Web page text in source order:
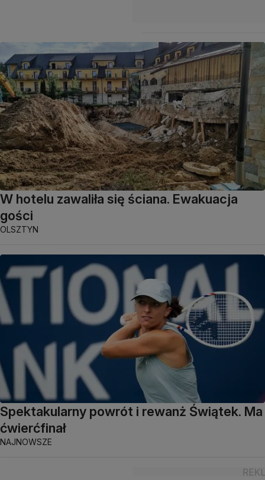
W hotelu zawaliła się ściana. Ewakuacja
gości
OLSZTYN
Spektakularny powrót i rewanż Świątek. Ma
ćwierćfinał
NAJNOWSZE